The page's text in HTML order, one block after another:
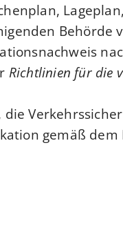
Behörde
Richtlinien für die
die
gemäß dem